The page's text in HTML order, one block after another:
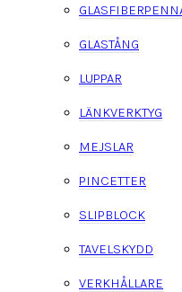
GLASTÅNG
LUPPAR
LÄNKVERKTYG
MEJSLAR
PINCETTER
SLIPBLOCK
TAVELSKYDD
VERKHÅLLARE